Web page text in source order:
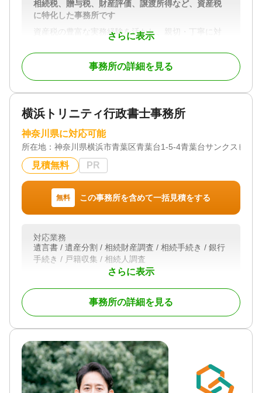
続手続き / 銀行手続き / 戸籍収集 / 相続税対策 / 相続
人調査
さらに表示
相続税、贈与税、財産評価、譲渡所得など、資産税
に特化した事務所です
資産税の豊富な実務経験を活かし、親切・丁寧に対
応させていただきます。
各種特例の確実な適用、二次相続を見据えた適切な
アドバイスなど、お客様から信頼される税理士事務
所を目指しています。
対応地域
神奈川県、東京都など
対応業務
遺産分割 / 相続財産調査 / 相続税申告 / 相続手続き /
銀行手続き / 戸籍収集 / 相続人調査
事務所の詳細を見る
横浜トリニティ行政書士事務所
神奈川県に対応可能
所在地： 神奈川県横浜市青葉区青葉台1-5-4青葉台サンクスビ
見積無料 PR
無料 この事務所を含めて一括見積をする
さらに表示
対応業務
遺言書 / 遺産分割 / 相続財産調査 / 相続手続き / 銀行
手続き / 戸籍収集 / 相続人調査
初回相談無料
事務所の詳細を見る